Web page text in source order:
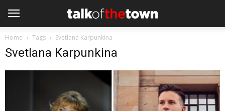
Home Tags Svetlana Karpunkina
Svetlana Karpunkina